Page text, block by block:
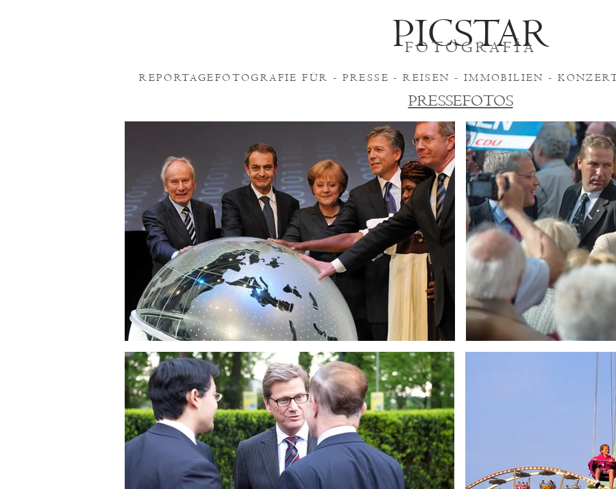
PICSTAR
FOTOGRAFÍA
REPORTAGEFOTOGRAFIE FÜR - PRESSE -REISEN - IMMOBILIEN -
PRESSEFOTOS